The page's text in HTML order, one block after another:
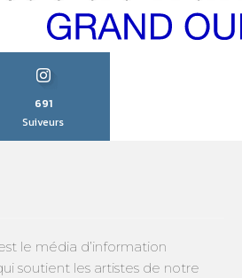
691
Suiveurs
le média d’information
soutient les artistes de notre